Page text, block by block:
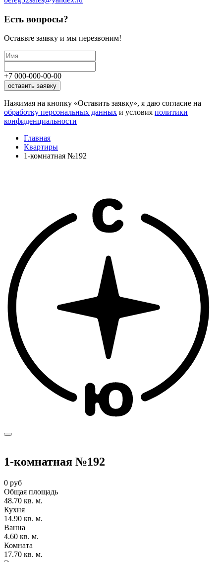
Есть вопросы?
Оставьте заявку и мы перезвоним!
+7 000-000-00-00
оставить заявку
Нажимая на кнопку «Оставить заявку», я даю согласие на
обработку персональных данных и условия политики
конфиденциальности
Главная
Квартиры
1-комнатная №192
1-комнатная №192
0 руб
Общая площадь
48.70 кв. м.
Кухня
14.90 кв. м.
Ванна
4.60 кв. м.
Комната
17.70 кв. м.